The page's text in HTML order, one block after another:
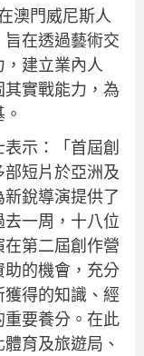
澳門威尼斯人
在透過藝術交
建立業內人
實戰能力，為
示：「首屆創
短片於亞洲及
銳導演提供了
一周，十八位
第二屆創作營
的機會，充分
得的知識、經
要養分。在此
育及旅遊局、